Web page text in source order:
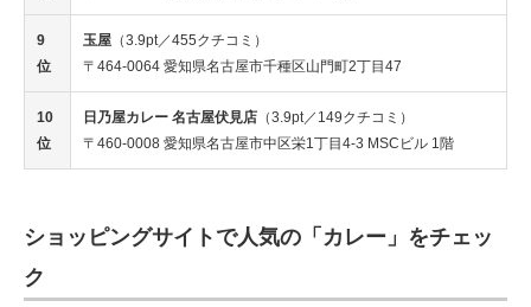
9
位
玉屋 （3.9pt／455クチコミ）
〒464-0064 愛知県名古屋市千種区山門町2丁目47
10
位
日乃屋カレー 名古屋伏見店 （3.9pt／149クチコミ）
〒460-0008 愛知県名古屋市中区栄1丁目4-3 MSCビル 1階
ショッピングサイトで人気の「カレー」をチェッ
ク